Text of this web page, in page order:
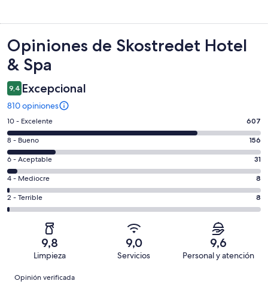
Opiniones
Opiniones de Skostredet Hotel
& Spa
9,4 Excepcional
810 opiniones
Evaluación:
10
-
Excelente.
607
de
810
opiniones
10 - Excelente 607
Evaluación:
8
-
Bueno.
156
de
opiniones
8 - Bueno 156
Evaluación:
6
-
Aceptable.
31
opiniones
6 - Aceptable 31
Evaluación:
4
-
4 - Mediocre 8
Evaluación:
2
810
2 - Terrible 8
9,8
Limpieza
9,0
Servicios
9,6
Personal y atención
Opiniones
Opinión verificada